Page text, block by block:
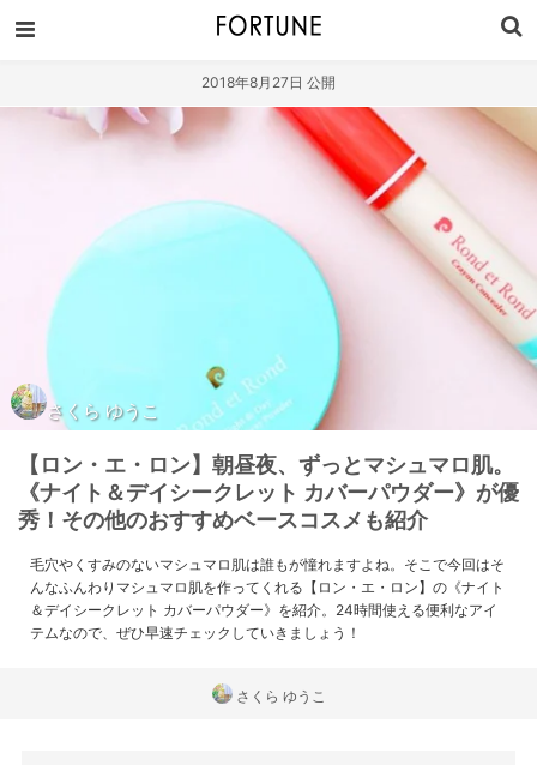
2018年8月27日 公開
さくら ゆうこ
【ロン・エ・ロン】朝昼夜、ずっとマシュマロ肌。
《ナイト＆デイシークレット カバーパウダー》が優
秀！その他のおすすめベースコスメも紹介
毛穴やくすみのないマシュマロ肌は誰もが憧れますよね。そこで今回はそ
んなふんわりマシュマロ肌を作ってくれる【ロン・エ・ロン】の《ナイト
＆デイシークレット カバーパウダー》を紹介。24時間使える便利なアイ
テムなので、ぜひ早速チェックしていきましょう！
さくら ゆうこ